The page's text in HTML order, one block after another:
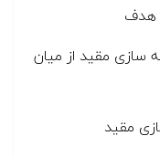
هدف
سازی مقید از میان
مقید